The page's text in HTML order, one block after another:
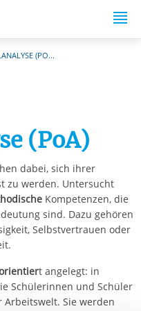
(PO...
(PoA)
dabei, sich ihrer
zu werden. Untersucht
Kompetenzen, die
sind. Dazu gehören
Selbstvertrauen oder
t angelegt: in
Schülerinnen und Schüler
Sie werden